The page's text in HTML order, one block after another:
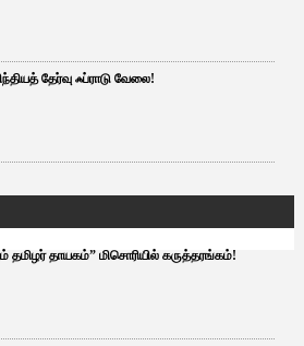
தேர்வு ஃப்ராடு வேலை!
தமிழர் தாயகம்” மிசொரியில் கருத்தரங்கம்!